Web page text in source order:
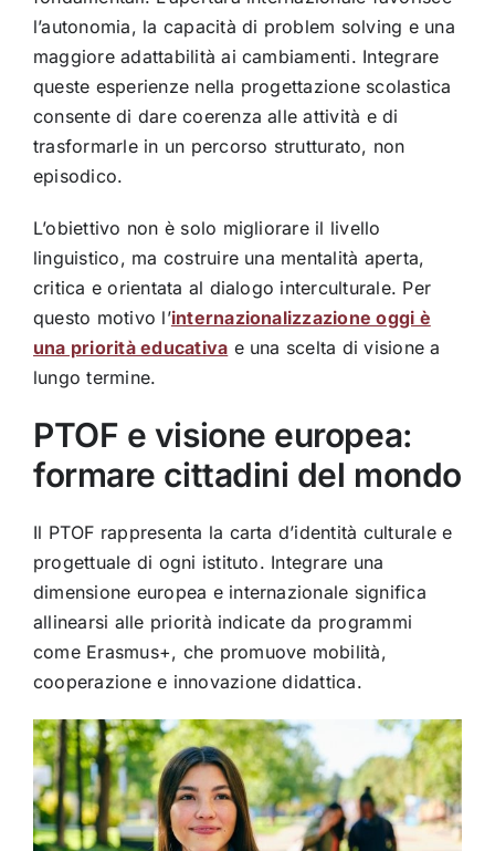
l’autonomia, la capacità di problem solving e una
maggiore adattabilità ai cambiamenti. Integrare
queste esperienze nella progettazione scolastica
consente di dare coerenza alle attività e di
trasformarle in un percorso strutturato, non
episodico.
L’obiettivo non è solo migliorare il livello
linguistico, ma costruire una mentalità aperta,
critica e orientata al dialogo interculturale. Per
questo motivo l’internazionalizzazione oggi è
una priorità educativa e una scelta di visione a
lungo termine.
PTOF e visione europea:
formare cittadini del mondo
Il PTOF rappresenta la carta d’identità culturale e
progettuale di ogni istituto. Integrare una
dimensione europea e internazionale significa
allinearsi alle priorità indicate da programmi
come Erasmus+, che promuove mobilità,
cooperazione e innovazione didattica.